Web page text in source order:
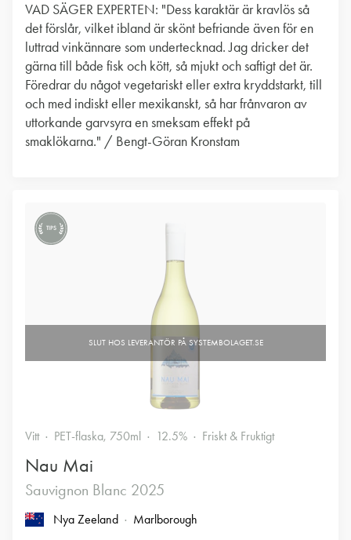
VAD SÄGER EXPERTEN: "Dess karaktär är kravlös så
det förslår, vilket ibland är skönt befriande även för en
luttrad vinkännare som undertecknad. Jag dricker det
gärna till både fisk och kött, så mjukt och saftigt det är.
Föredrar du något vegetariskt eller extra kryddstarkt, till
och med indiskt eller mexikanskt, så har frånvaron av
uttorkande garvsyra en smeksam effekt på
smaklökarna." / Bengt-Göran Kronstam
TIPS
Vitt PET-flaska, 750ml 12.5% Friskt & Fruktigt
Nau Mai
Sauvignon Blanc 2025
Nya Zeeland Marlborough